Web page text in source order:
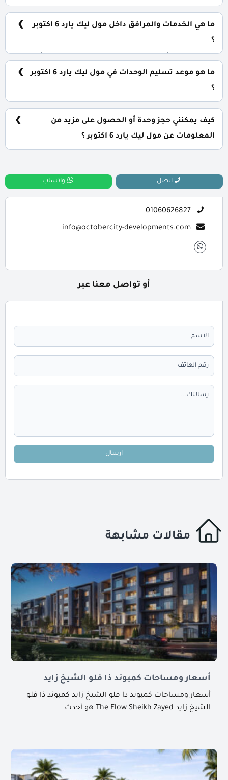
الباقي على فترة تصل إلي 10 سنوات بدون أي فوائد.
ما هي الخدمات والمرافق داخل مول ليك يارد 6 اكتوبر
؟
مولدات كهربائية وإطفاء حرائق، جراجات واسعة، وحراسات
أمنية مشددة.
ما هو موعد تسليم الوحدات في مول ليك يارد 6 اكتوبر
؟
كيف يمكنني حجز وحدة أو الحصول على مزيد من
المعلومات عن مول ليك يارد 6 اكتوبر ؟
اتصل واتساب
01060626827
info@octobercity-developments.com
أو تواصل معنا عبر
ارسال
مقالات مشابهة
أسعار ومساحات كمبوند ذا فلو الشيخ زايد
أسعار ومساحات كمبوند ذا فلو الشيخ زايد كمبوند ذا فلو
الشيخ زايد The Flow Sheikh Zayed هو أحدث